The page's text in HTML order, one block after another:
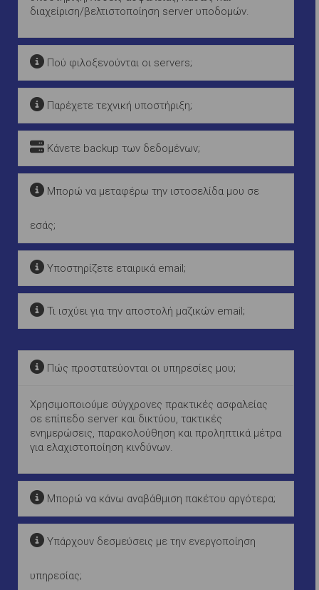
διαχείριση/βελτιστοποίηση server υποδομών.
Πού φιλοξενούνται οι servers;
Παρέχετε τεχνική υποστήριξη;
Κάνετε backup των δεδομένων;
Μπορώ να μεταφέρω την ιστοσελίδα μου σε
εσάς;
Υποστηρίζετε εταιρικά email;
Τι ισχύει για την αποστολή μαζικών email;
Πώς προστατεύονται οι υπηρεσίες μου;
Χρησιμοποιούμε σύγχρονες πρακτικές ασφαλείας
σε επίπεδο server και δικτύου, τακτικές
ενημερώσεις, παρακολούθηση και προληπτικά μέτρα
για ελαχιστοποίηση κινδύνων.
Μπορώ να κάνω αναβάθμιση πακέτου αργότερα;
Υπάρχουν δεσμεύσεις με την ενεργοποίηση
υπηρεσίας;